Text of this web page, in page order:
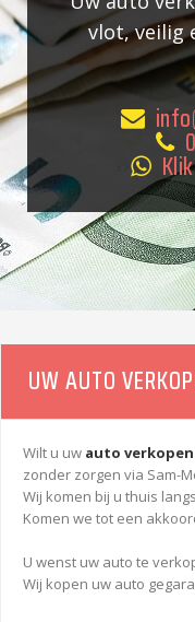
vlot, veilig
UW AUTO
Wilt u uw auto verkopen
zonder zorgen via Sam-
Wij komen bij u thuis
Komen we tot een
U wenst uw auto te
Wij kopen uw auto